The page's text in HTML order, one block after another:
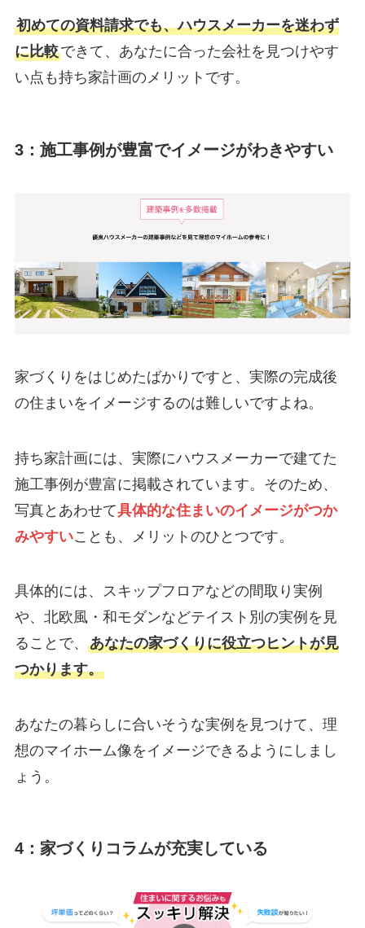
初めての資料請求でも、ハウスメーカーを迷わず
に比較できて、あなたに合った会社を見つけやす
い点も持ち家計画のメリットです。
3：施工事例が豊富でイメージがわきやすい
家づくりをはじめたばかりですと、実際の完成後
の住まいをイメージするのは難しいですよね。
持ち家計画には、実際にハウスメーカーで建てた
施工事例が豊富に掲載されています。そのため、
写真とあわせて具体的な住まいのイメージがつか
みやすいことも、メリットのひとつです。
具体的には、スキップフロアなどの間取り実例
や、北欧風・和モダンなどテイスト別の実例を見
ることで、 あなたの家づくりに役立つヒントが見
つかります。
あなたの暮らしに合いそうな実例を見つけて、理
想のマイホーム像をイメージできるようにしまし
ょう。
4：家づくりコラムが充実している